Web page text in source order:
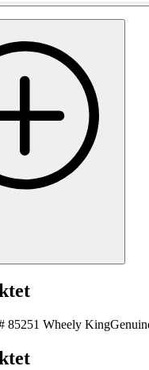
Wheely